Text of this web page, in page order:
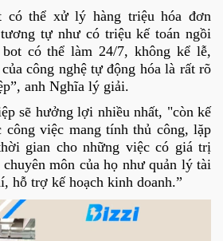
có thể xử lý hàng triệu hóa đơn
tự như có triệu kế toán ngồi
có thể làm 24/7, không kể lễ,
công nghệ tự động hóa là rất rõ
anh Nghĩa lý giải.
sẽ hưởng lợi nhiều nhất, "còn kế
công việc mang tính thủ công, lặp
gian cho những việc có giá trị
môn của họ như quản lý tài
hỗ trợ kế hoạch kinh doanh.”